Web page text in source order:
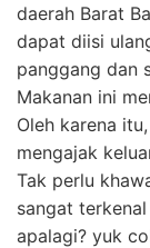
daerah Barat
dapat diisi
panggang dan
Makanan ini
Oleh karena
mengajak
Tak perlu
sangat
apalagi? yuk